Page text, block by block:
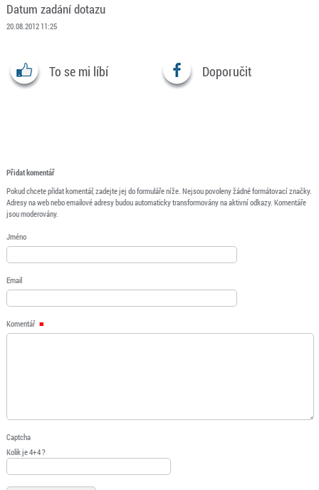
Datum zadání dotazu
20.08.2012 11:25
To se mi líbí Doporučit
Přidat komentář
Pokud chcete přidat komentář, zadejte jej do formuláře níže. Nejsou povoleny žádné formátovací značky.
Adresy na web nebo emailové adresy budou automaticky transformovány na aktivní odkazy. Komentáře
jsou moderovány.
Jméno
Email
Komentář
Captcha
Kolik je 4+4 ?